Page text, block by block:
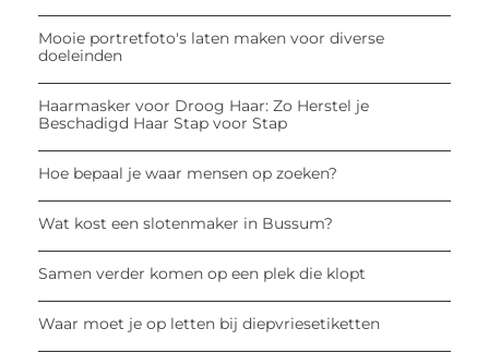
Mooie portretfoto's laten maken voor diverse
doeleinden
Haarmasker voor Droog Haar: Zo Herstel je
Beschadigd Haar Stap voor Stap
Hoe bepaal je waar mensen op zoeken?
Wat kost een slotenmaker in Bussum?
Samen verder komen op een plek die klopt
Waar moet je op letten bij diepvriesetiketten